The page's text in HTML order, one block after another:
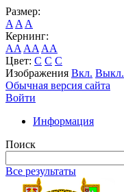
Размер:
A A A
Кернинг:
AA AA AA
Цвет: C C C
Изображения Вкл. Выкл.
Обычная версия сайта
Войти
Информация
Поиск
Все результаты